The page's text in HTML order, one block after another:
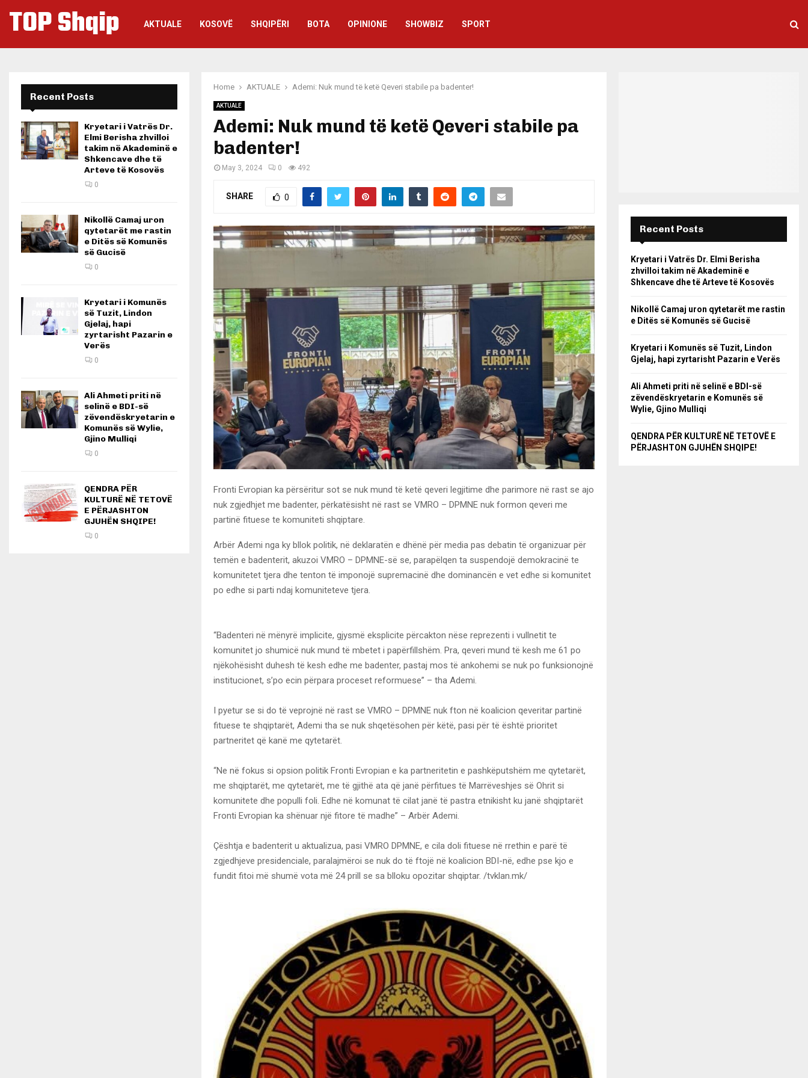
TOP Shqip AKTUALE KOSOVË SHQIPËRI BOTA OPINIONE SHOWBIZ SPORT
Home AKTUALE Ademi: Nuk mund të ketë Qeveri stabile pa badenter!
AKTUALE
Ademi: Nuk mund të ketë Qeveri stabile pa
badenter!
May 3, 2024 0 492
SHARE 0
Fronti Evropian ka përsëritur sot se nuk mund të ketë qeveri legjitime dhe parimore në rast se ajo
nuk zgjedhjet me badenter, përkatësisht në rast se VMRO – DPMNE nuk formon qeveri me
partinë fituese te komuniteti shqiptare.
Arbër Ademi nga ky bllok politik, në deklaratën e dhënë për media pas debatin të organizuar për
temën e badenterit, akuzoi VMRO – DPMNE-së se, parapëlqen ta suspendojë demokracinë te
komunitetet tjera dhe tenton të imponojë supremacinë dhe dominancën e vet edhe si komunitet
po edhe si parti ndaj komuniteteve tjera.
“Badenteri në mënyrë implicite, gjysmë eksplicite përcakton nëse reprezenti i vullnetit te
komunitet jo shumicë nuk mund të mbetet i papërfillshëm. Pra, qeveri mund të kesh me 61 po
njëkohësisht duhesh të kesh edhe me badenter, pastaj mos të ankohemi se nuk po funksionojnë
institucionet, s’po ecin përpara proceset reformuese” – tha Ademi.
I pyetur se si do të veprojnë në rast se VMRO – DPMNE nuk fton në koalicion qeveritar partinë
fituese te shqiptarët, Ademi tha se nuk shqetësohen për këtë, pasi për të është prioritet
partneritet që kanë me qytetarët.
“Ne në fokus si opsion politik Fronti Evropian e ka partneritetin e pashkëputshëm me qytetarët,
me shqiptarët, me qytetarët, me të gjithë ata që janë përfitues të Marrëveshjes së Ohrit si
komunitete dhe populli foli. Edhe në komunat të cilat janë të pastra etnikisht ku janë shqiptarët
Fronti Evropian ka shënuar një fitore të madhe” – Arbër Ademi.
Çështja e badenterit u aktualizua, pasi VMRO DPMNE, e cila doli fituese në rrethin e parë të
zgjedhjeve presidenciale, paralajmëroi se nuk do të ftojë në koalicion BDI-në, edhe pse kjo e
fundit fitoi më shumë vota më 24 prill se sa blloku opozitar shqiptar. /tvklan.mk/
Recent Posts
Kryetari i Vatrës Dr.
Elmi Berisha zhvilloi
takim në Akademinë e
Shkencave dhe të
Arteve të Kosovës
0
Nikollë Camaj uron
qytetarët me rastin
e Ditës së Komunës
së Gucisë
0
Kryetari i Komunës
së Tuzit, Lindon
Gjelaj, hapi
zyrtarisht Pazarin e
Verës
0
Ali Ahmeti priti në
selinë e BDI-së
zëvendëskryetarin e
Komunës së Wylie,
Gjino Mulliqi
0
QENDRA PËR
KULTURË NË TETOVË
E PËRJASHTON
GJUHËN SHQIPE!
0
Recent Posts
Kryetari i Vatrës Dr. Elmi Berisha
zhvilloi takim në Akademinë e
Shkencave dhe të Arteve të Kosovës
Nikollë Camaj uron qytetarët me rastin
e Ditës së Komunës së Gucisë
Kryetari i Komunës së Tuzit, Lindon
Gjelaj, hapi zyrtarisht Pazarin e Verës
Ali Ahmeti priti në selinë e BDI-së
zëvendëskryetarin e Komunës së
Wylie, Gjino Mulliqi
QENDRA PËR KULTURË NË TETOVË E
PËRJASHTON GJUHËN SHQIPE!